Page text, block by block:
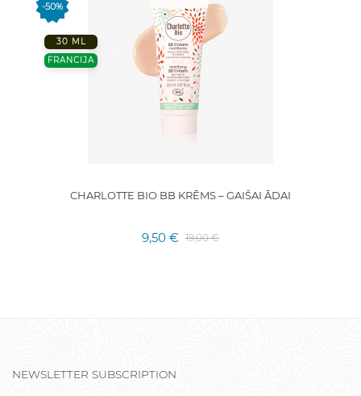
-50%
30 ML
FRANCIJA
CHARLOTTE BIO BB KRĒMS – GAIŠAI ĀDAI
9,50 € 19,00 €
NEWSLETTER SUBSCRIPTION